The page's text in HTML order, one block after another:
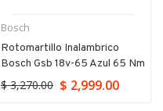
Bosch
Rotomartillo Inalambrico
Bosch Gsb 18v-65 Azul 65 Nm
$ 3,270.00 $ 2,999.00